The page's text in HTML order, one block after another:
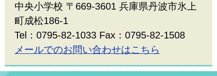
中央小学校 〒669-3601 兵庫県丹波市氷上
町成松186-1
Tel：0795-82-1033 Fax：0795-82-1508
メールでのお問い合わせはこちら